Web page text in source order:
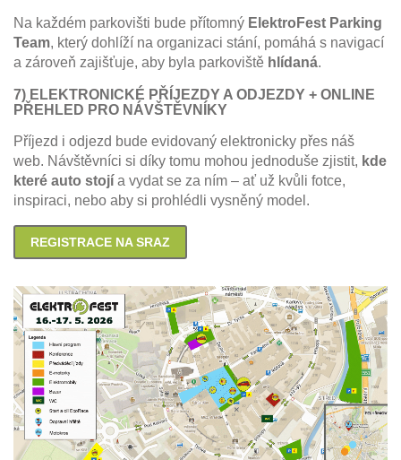
Na každém parkovišti bude přítomný ElektroFest Parking
Team, který dohlíží na organizaci stání, pomáhá s navigací
a zároveň zajišťuje, aby byla parkoviště hlídaná.
7) ELEKTRONICKÉ PŘÍJEZDY A ODJEZDY + ONLINE
PŘEHLED PRO NÁVŠTĚVNÍKY
Příjezd i odjezd bude evidovaný elektronicky přes náš
web. Návštěvníci si díky tomu mohou jednoduše zjistit, kde
které auto stojí a vydat se za ním – ať už kvůli fotce,
inspiraci, nebo aby si prohlédli vysněný model.
REGISTRACE NA SRAZ